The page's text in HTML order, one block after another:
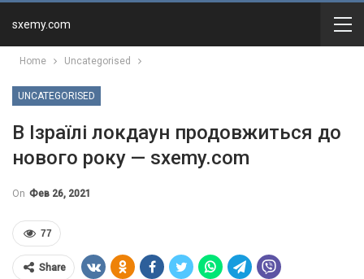
sxemy.com
Home Uncategorised
UNCATEGORISED
В Ізраїлі локдаун продовжиться до
нового року — sxemy.com
On Фев 26, 2021
77
Share